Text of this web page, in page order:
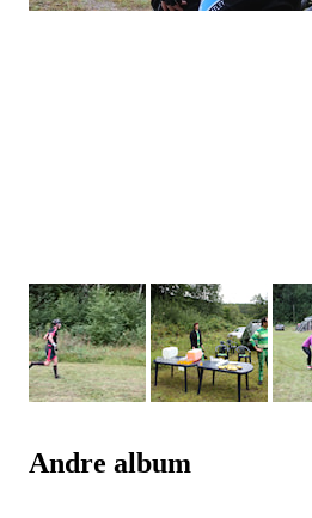
Andre album